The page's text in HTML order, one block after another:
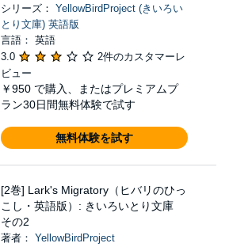
シリーズ： YellowBirdProject (きいろい
とり文庫) 英語版
言語： 英語
3.0
2件のカスタマーレ
ビュー
￥950 で購入、またはプレミアムプ
ラン30日間無料体験で試す
無料体験を試す
[2巻] Lark's Migratory（ヒバリのひっ
こし・英語版）: きいろいとり文庫
その2
著者： YellowBirdProject